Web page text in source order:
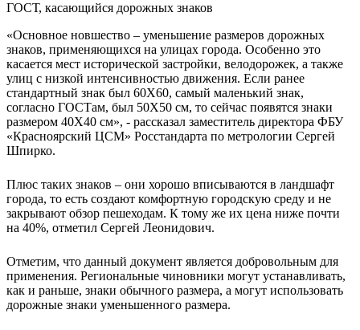
«Основное новшество – уменьшение размеров дорожных
знаков, применяющихся на улицах города. Особенно это
касается мест исторической застройки, велодорожек, а также
улиц с низкой интенсивностью движения. Если ранее
стандартный знак был 60Х60, самый маленький знак,
согласно ГОСТам, был 50Х50 см, то сейчас появятся знаки
размером 40Х40 см», - рассказал заместитель директора ФБУ
«Красноярский ЦСМ» Росстандарта по метрологии Сергей
Шпирко.
Плюс таких знаков – они хорошо вписываются в ландшафт
города, то есть создают комфортную городскую среду и не
закрывают обзор пешеходам. К тому же их цена ниже почти
на 40%, отметил Сергей Леонидович.
Отметим, что данный документ является добровольным для
применения. Региональные чиновники могут устанавливать,
как и раньше, знаки обычного размера, а могут использовать
дорожные знаки уменьшенного размера.